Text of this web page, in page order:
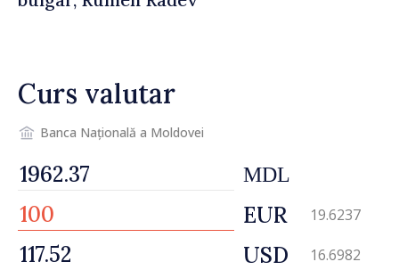
Curs valutar
Banca Națională a Moldovei
MDL
EUR 19.6237
USD 16.6982